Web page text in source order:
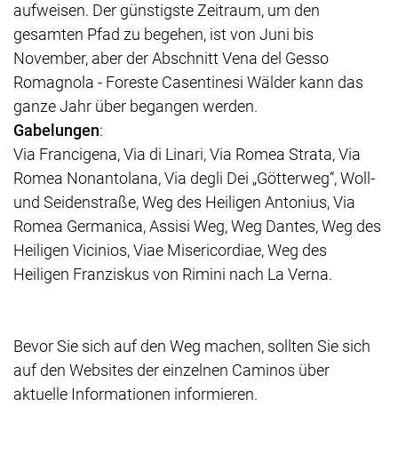
aufweisen. Der günstigste Zeitraum, um den
gesamten Pfad zu begehen, ist von Juni bis
November, aber der Abschnitt Vena del Gesso
Romagnola - Foreste Casentinesi Wälder kann das
ganze Jahr über begangen werden.
Gabelungen:
Via Francigena, Via di Linari, Via Romea Strata, Via
Romea Nonantolana, Via degli Dei „Götterweg“, Woll-
und Seidenstraße, Weg des Heiligen Antonius, Via
Romea Germanica, Assisi Weg, Weg Dantes, Weg des
Heiligen Vicinios, Viae Misericordiae, Weg des
Heiligen Franziskus von Rimini nach La Verna.
Bevor Sie sich auf den Weg machen, sollten Sie sich
auf den Websites der einzelnen Caminos über
aktuelle Informationen informieren.